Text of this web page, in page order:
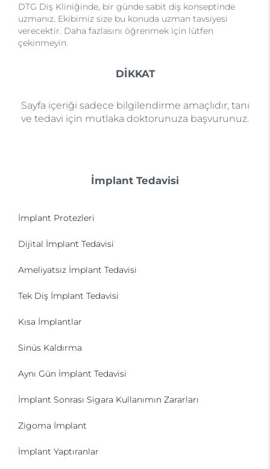
DTG Diş Kliniğinde, bir günde sabit diş konseptinde
uzmanız. Ekibimiz size bu konuda uzman tavsiyesi
verecektir. Daha fazlasını öğrenmek için lütfen
çekinmeyin.
DİKKAT
Sayfa içeriği sadece bilgilendirme amaçlıdır, tanı
ve tedavi için mutlaka doktorunuza başvurunuz.
İmplant Tedavisi
İmplant Protezleri
Dijital İmplant Tedavisi
Ameliyatsız İmplant Tedavisi
Tek Diş İmplant Tedavisi
Kısa İmplantlar
Sinüs Kaldırma
Aynı Gün İmplant Tedavisi
İmplant Sonrası Sigara Kullanımın Zararları
Zigoma İmplant
İmplant Yaptıranlar